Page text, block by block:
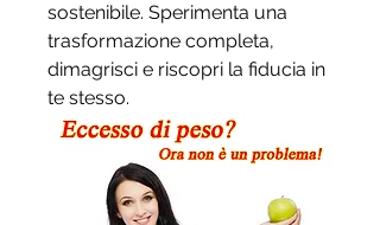
sostenibile. Sperimenta una
trasformazione completa,
dimagrisci e riscopri la fiducia in
te stesso.